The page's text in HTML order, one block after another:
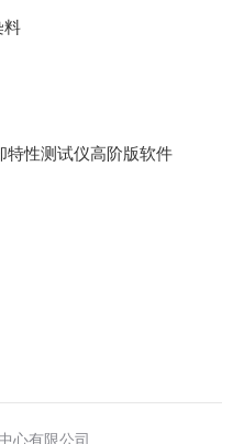
料
特性测试仪高阶版软件
心有限公司